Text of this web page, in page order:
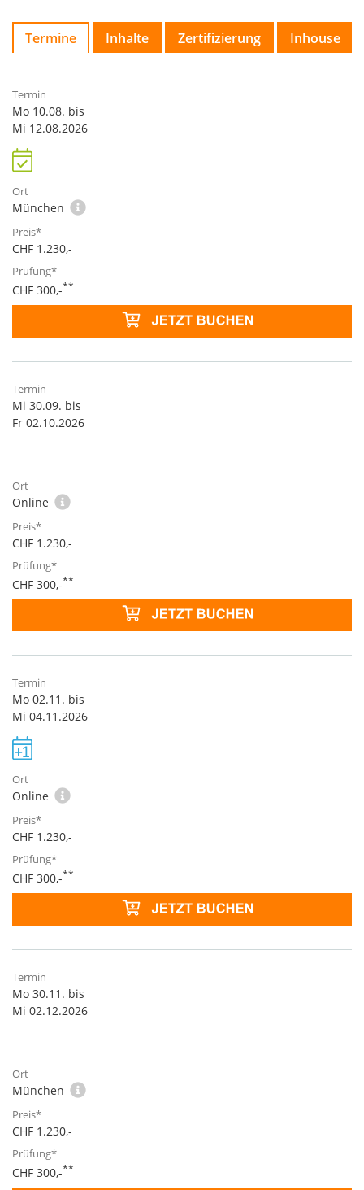
Termine Inhalte Zertifizierung Inhouse
Mo 10.08. bis
Mi 12.08.2026
München
CHF 1.230,-
CHF 300,-**
Mi 30.09. bis
Fr 02.10.2026
Online
CHF 1.230,-
CHF 300,-**
Mo 02.11. bis
Mi 04.11.2026
Online
CHF 1.230,-
CHF 300,-**
Mo 30.11. bis
Mi 02.12.2026
München
CHF 1.230,-
CHF 300,-**